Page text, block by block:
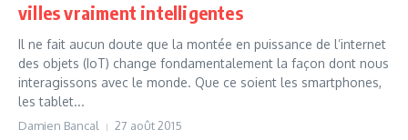
villes vraiment intelligentes
Il ne fait aucun doute que la montée en puissance de l’internet
des objets (IoT) change fondamentalement la façon dont nous
interagissons avec le monde. Que ce soient les smartphones,
les tablet...
Damien Bancal 27 août 2015